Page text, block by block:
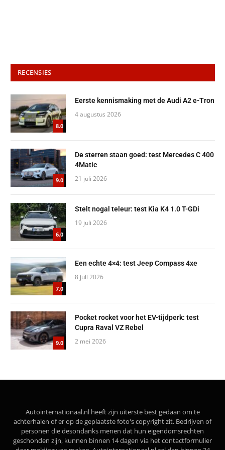
RECENSIES
8.0
Eerste kennismaking met de Audi A2 e-Tron
4 augustus 2026
9.0
De sterren staan goed: test Mercedes C 400
4Matic
21 juli 2026
6.0
Stelt nogal teleur: test Kia K4 1.0 T-GDi
19 juli 2026
7.0
Een echte 4×4: test Jeep Compass 4xe
8 juli 2026
9.0
Pocket rocket voor het EV-tijdperk: test
Cupra Raval VZ Rebel
2 mei 2026
Autointernationaal.nl heeft zijn uiterste best gedaan om te
achterhalen of er op de geplaatste foto's copyright zit. Bedrijven of
personen die desondanks menen dat hun eigendomsrechten
geschonden zijn, kunnen binnen 14 dagen via het contactformulier